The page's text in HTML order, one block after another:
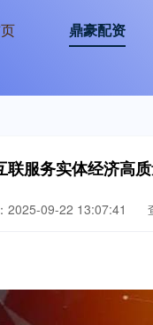
鼎豪配资
服务实体经济高
2025-09-22 13:07:41